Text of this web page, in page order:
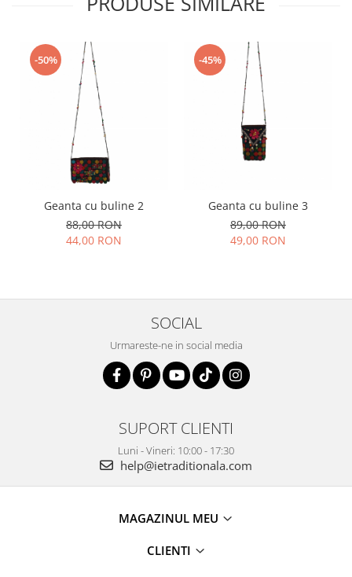
-50%
Geanta cu buline 2
88,00 RON
44,00 RON
-45%
Geanta cu buline 3
89,00 RON
49,00 RON
SOCIAL
Urmareste-ne in social media
SUPORT CLIENTI
Luni - Vineri: 10:00 - 17:30
help@ietraditionala.com
MAGAZINUL MEU
CLIENTI